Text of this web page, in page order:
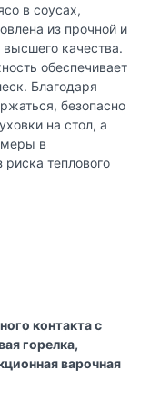
в соусах,
из прочной и
качества.
обеспечивает
Благодаря
безопасно
на стол, а
в
риска теплового
контакта с
горелка,
варочная